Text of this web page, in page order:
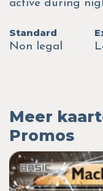
active during
Standard
Non legal
Meer
Promos